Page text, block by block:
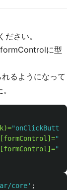
さい。
に型
るようになって
[formControl]=
[formControl]=
core' ;